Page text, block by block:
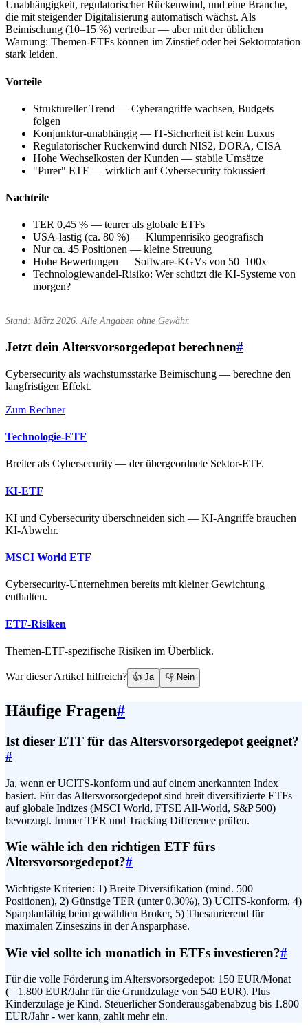
Unabhängigkeit, regulatorischer Rückenwind, und eine Branche,
die mit steigender Digitalisierung automatisch wächst. Als
Beimischung (10–15 %) vertretbar — aber mit der üblichen
Warnung: Themen-ETFs können im Zinstief oder bei Sektorrotation
stark leiden.
Vorteile
Struktureller Trend — Cyberangriffe wachsen, Budgets
folgen
Konjunktur-unabhängig — IT-Sicherheit ist kein Luxus
Regulatorischer Rückenwind durch NIS2, DORA, CISA
Hohe Wechselkosten der Kunden — stabile Umsätze
"Purer" ETF — wirklich auf Cybersecurity fokussiert
Nachteile
TER 0,45 % — teurer als globale ETFs
USA-lastig (ca. 80 %) — Klumpenrisiko geografisch
Nur ca. 45 Positionen — kleine Streuung
Hohe Bewertungen — Software-KGVs von 50–100x
Technologiewandel-Risiko: Wer schützt die KI-Systeme von
morgen?
Stand: März 2026. Alle Angaben ohne Gewähr.
Jetzt dein Altersvorsorgedepot berechnen#
Cybersecurity als wachstumsstarke Beimischung — berechne den
langfristigen Effekt.
Zum Rechner
Technologie-ETF
Breiter als Cybersecurity — der übergeordnete Sektor-ETF.
KI-ETF
KI und Cybersecurity überschneiden sich — KI-Angriffe brauchen
KI-Abwehr.
MSCI World ETF
Cybersecurity-Unternehmen bereits mit kleiner Gewichtung
enthalten.
ETF-Risiken
Themen-ETF-spezifische Risiken im Überblick.
War dieser Artikel hilfreich? 👍 Ja 👎 Nein
Häufige Fragen#
Ist dieser ETF für das Altersvorsorgedepot geeignet?
#
Ja, wenn er UCITS-konform und auf einem anerkannten Index
basiert. Für das Altersvorsorgedepot sind breit diversifizierte ETFs
auf globale Indizes (MSCI World, FTSE All-World, S&P 500)
bevorzugt. Immer TER und Tracking Difference prüfen.
Wie wähle ich den richtigen ETF fürs
Altersvorsorgedepot?#
Wichtigste Kriterien: 1) Breite Diversifikation (mind. 500
Positionen), 2) Günstige TER (unter 0,30%), 3) UCITS-konform, 4)
Sparplanfähig beim gewählten Broker, 5) Thesaurierend für
maximalen Zinseszins in der Ansparphase.
Wie viel sollte ich monatlich in ETFs investieren?#
Für die volle Förderung im Altersvorsorgedepot: 150 EUR/Monat
(= 1.800 EUR/Jahr für die Grundzulage von 540 EUR). Plus
Kinderzulage je Kind. Steuerlicher Sonderausgabenabzug bis 1.800
EUR/Jahr - wer kann, zahlt mehr ein.